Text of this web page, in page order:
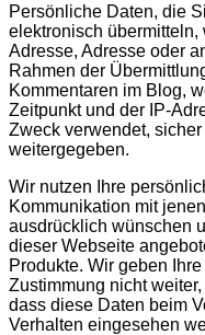
Persönliche Daten, die
elektronisch
Adresse, Adresse oder
Rahmen der
Kommentaren im Blog,
Zeitpunkt und der IP-
Zweck verwendet,
weitergegeben.
Wir nutzen Ihre
Kommunikation mit
ausdrücklich wünschen
dieser Webseite
Produkte. Wir geben
Zustimmung nicht
dass diese Daten beim
Verhalten eingesehen